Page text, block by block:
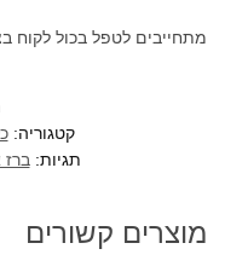
מתחייבים לטפל בכול לקוח
קטגוריה:
תגיות:
מוצרים קשורים